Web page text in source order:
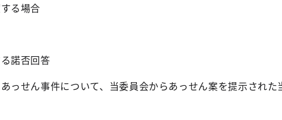
る場合
諾否回答
っせん事件について、当委員会からあっせん案を提示された